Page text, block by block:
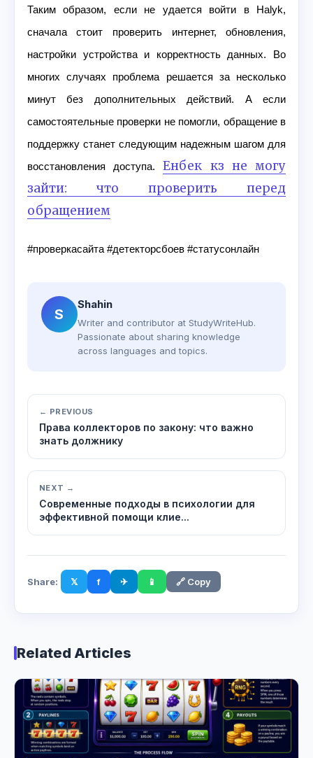
Таким образом, если не удается войти в Halyk,
сначала стоит проверить интернет, обновления,
настройки устройства и корректность данных. Во
многих случаях проблема решается за несколько
минут без дополнительных действий. А если
самостоятельные проверки не помогли, обращение в
поддержку станет следующим надежным шагом для
восстановления доступа. Енбек кз не могу
зайти: что проверить перед
обращением
#проверкасайта #детекторсбоев #статусонлайн
S
Shahin
Writer and contributor at StudyWriteHub.
Passionate about sharing knowledge
across languages and topics.
← PREVIOUS
Права коллекторов по закону: что важно
знать должнику
NEXT →
Современные подходы в психологии для
эффективной помощи клие...
Share: 𝕏 f ✈ 📱 🔗 Copy
Related Articles